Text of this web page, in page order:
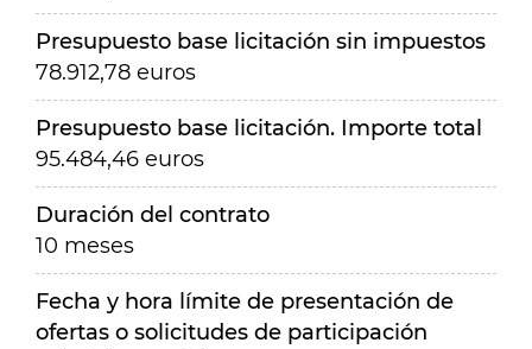
Presupuesto base licitación sin impuestos
78.912,78 euros
Presupuesto base licitación. Importe total
95.484,46 euros
Duración del contrato
10 meses
Fecha y hora límite de presentación de
ofertas o solicitudes de participación